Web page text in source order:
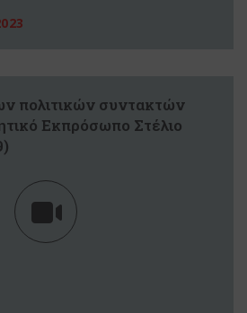
πολιτικών συντακτών
Εκπρόσωπο Στέλιο